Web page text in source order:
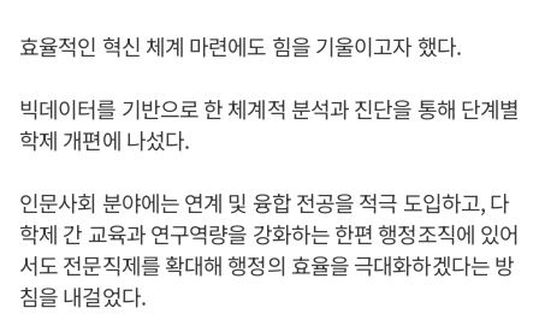
효율적인 혁신 체계 마련에도 힘을 기울이고자 했다.
빅데이터를 기반으로 한 체계적 분석과 진단을 통해 단계별
학제 개편에 나섰다.
인문사회 분야에는 연계 및 융합 전공을 적극 도입하고, 다
학제 간 교육과 연구역량을 강화하는 한편 행정조직에 있어
서도 전문직제를 확대해 행정의 효율을 극대화하겠다는 방
침을 내걸었다.